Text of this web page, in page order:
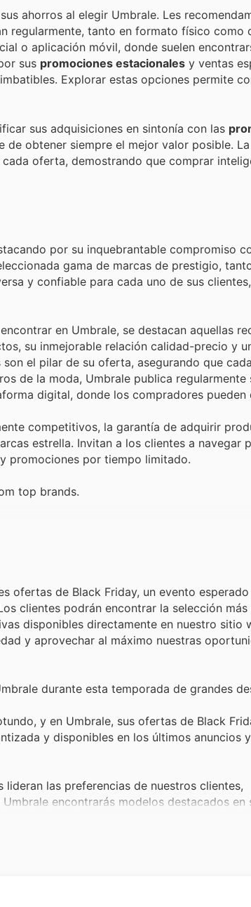
ahorros al elegir Umbrale. Les
regularmente, tanto en formato físico como
o aplicación móvil, donde suelen
sus promociones estacionales y ventas
Explorar estas opciones permite
sus adquisiciones en sintonía con las
de obtener siempre el mejor valor posible.
oferta, demostrando que comprar
por su inquebrantable compromiso
gama de marcas de prestigio,
y confiable para cada uno de sus
en Umbrale, se destacan aquellas
su inmejorable relación calidad-precio y
el pilar de su oferta, asegurando que
de la moda, Umbrale publica regularmente
digital, donde los compradores pueden
competitivos, la garantía de adquirir
estrella. Invitan a los clientes a navegar
promociones por tiempo limitado.
top brands.
ofertas de Black Friday, un evento
clientes podrán encontrar la selección
disponibles directamente en nuestro sitio
y aprovechar al máximo nuestras
durante esta temporada de grandes
y en Umbrale, sus ofertas de Black
y disponibles en los últimos anuncios
las preferencias de nuestros clientes,
encontrarás modelos destacados en
trabajo y el entretenimiento, posicionándose
Black Friday para adquirir la tuya con